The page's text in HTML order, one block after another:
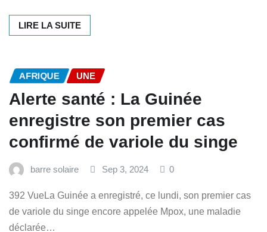
LIRE LA SUITE
AFRIQUE UNE
Alerte santé : La Guinée
enregistre son premier cas
confirmé de variole du singe
barre solaire Sep 3, 2024 0
392 VueLa Guinée a enregistré, ce lundi, son premier cas
de variole du singe encore appelée Mpox, une maladie
déclarée…